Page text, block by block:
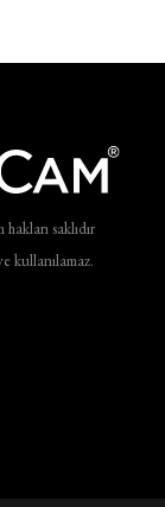
saklıdır
kullanılamaz.